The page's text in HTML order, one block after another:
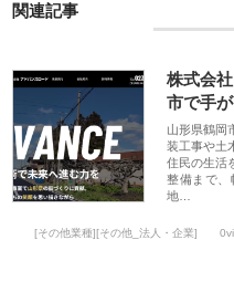
関連記事
株式会
市で手
山形県鶴岡
装工事や土
住民の生活
整備まで、
地…
[その他業種][その他_法人・企業]